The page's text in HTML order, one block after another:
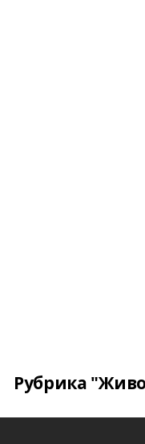
Рубрика